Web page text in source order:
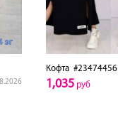
Кофта #23474456
1,035 руб